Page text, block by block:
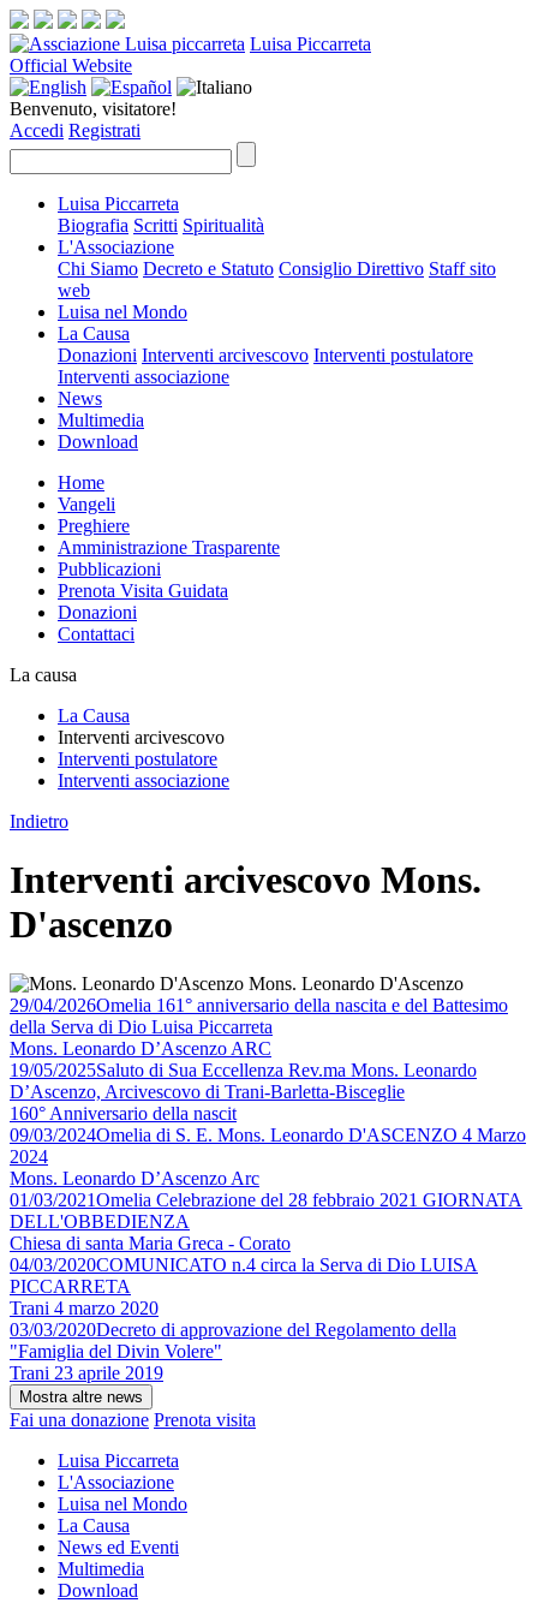
Luisa Piccarreta
Official Website
Benvenuto, visitatore!
Accedi Registrati
Luisa Piccarreta
Biografia Scritti Spiritualità
L'Associazione
Chi Siamo Decreto e Statuto Consiglio Direttivo Staff sito
web
Luisa nel Mondo
La Causa
Donazioni Interventi arcivescovo Interventi postulatore
Interventi associazione
News
Multimedia
Download
Home
Vangeli
Preghiere
Amministrazione Trasparente
Pubblicazioni
Prenota Visita Guidata
Donazioni
Contattaci
La causa
La Causa
Interventi arcivescovo
Interventi postulatore
Interventi associazione
Indietro
Interventi arcivescovo Mons.
D'ascenzo
Mons. Leonardo D'Ascenzo
29/04/2026Omelia 161° anniversario della nascita e del Battesimo
della Serva di Dio Luisa Piccarreta
Mons. Leonardo D’Ascenzo ARC
19/05/2025Saluto di Sua Eccellenza Rev.ma Mons. Leonardo
D’Ascenzo, Arcivescovo di Trani-Barletta-Bisceglie
160° Anniversario della nascit
09/03/2024Omelia di S. E. Mons. Leonardo D'ASCENZO 4 Marzo
2024
Mons. Leonardo D’Ascenzo Arc
01/03/2021Omelia Celebrazione del 28 febbraio 2021 GIORNATA
DELL'OBBEDIENZA
Chiesa di santa Maria Greca - Corato
04/03/2020COMUNICATO n.4 circa la Serva di Dio LUISA
PICCARRETA
Trani 4 marzo 2020
03/03/2020Decreto di approvazione del Regolamento della
"Famiglia del Divin Volere"
Trani 23 aprile 2019
Fai una donazione Prenota visita
Luisa Piccarreta
L'Associazione
Luisa nel Mondo
La Causa
News ed Eventi
Multimedia
Download